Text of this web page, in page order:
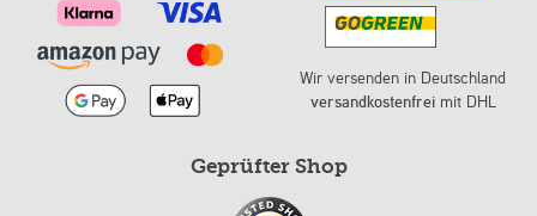
Wir versenden in Deutschland
versandkostenfreimit DHL
Geprüfter Shop